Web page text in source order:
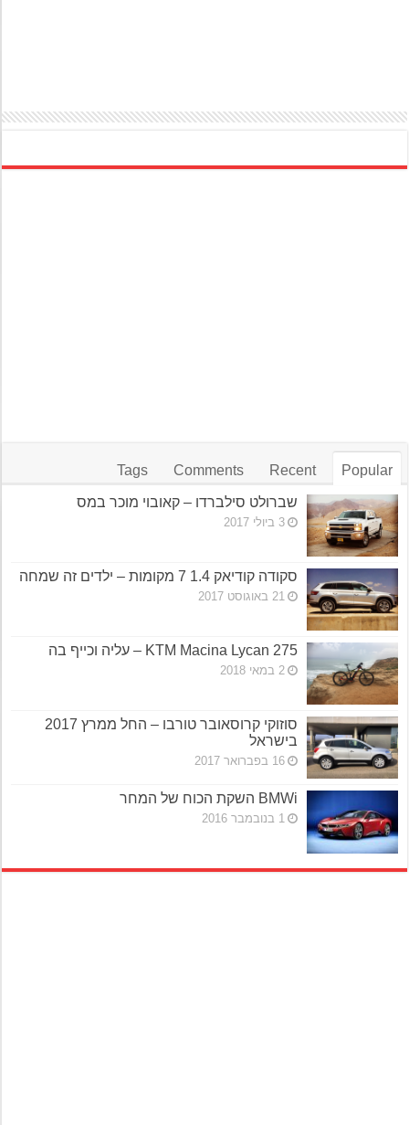
Popular
Recent
Comments
Tags
שברולט סילברדו – קאובוי מוכר במס
3 ביולי 2017
סקודה קודיאק 1.4 7 מקומות – ילדים זה שמחה
21 באוגוסט 2017
KTM Macina Lycan 275 – עליה וכייף בה
2 במאי 2018
סוזוקי קרוסאובר טורבו – החל ממרץ 2017
בישראל
16 בפברואר 2017
BMWi השקת הכוח של המחר
1 בנובמבר 2016